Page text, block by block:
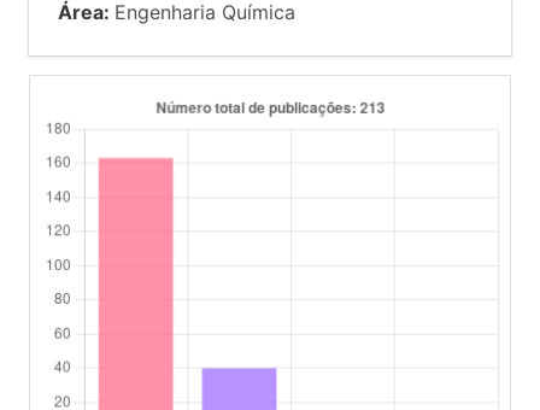
Área: Engenharia Química